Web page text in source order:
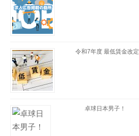
令和7年度 最低賃金改定
卓球日本男子！